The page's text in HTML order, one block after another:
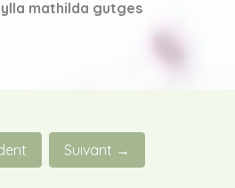
mathilda gutges
Suivant →